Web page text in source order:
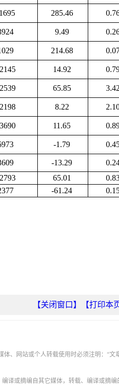
285.46
9.49
214.68
14.92
65.85 3.42
8.22
11.65
-1.79
-13.29
65.01
-61.24
【打印本
【关闭窗口】
、网站或个人转载使用时必须注明：“文
译或摘编自其它媒体，转载、编译或摘编